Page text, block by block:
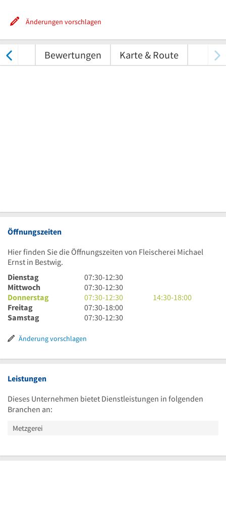
Änderungen vorschlagen
Bewertungen Karte & Route
Öffnungszeiten
Hier finden Sie die Öffnungszeiten von Fleischerei Michael
Ernst in Bestwig.
Dienstag
7
Uhr
30
bis
12
30
07:30-12:30
Mittwoch
7
Uhr
30
bis
Uhr
07:30-12:30
Donnerstag
7
Uhr
30
12
30
07:30-12:30
14
14:30-18:00
Freitag
7
Uhr
bis
Uhr
07:30-18:00
Samstag
7
30
12
07:30-12:30
Änderung vorschlagen
Leistungen
Dieses Unternehmen bietet Dienstleistungen in folgenden
Branchen an:
Metzgerei